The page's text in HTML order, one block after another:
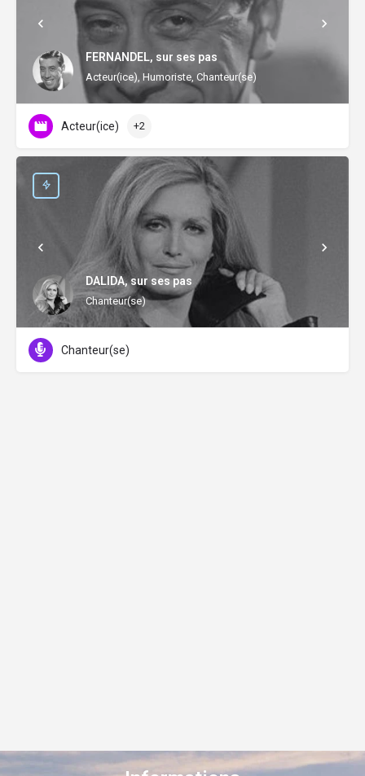
FERNANDEL, sur ses pas
Acteur(ice), Humoriste, Chanteur(se)
Acteur(ice) +2
DALIDA, sur ses pas
Chanteur(se)
Chanteur(se)